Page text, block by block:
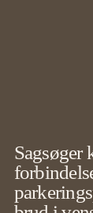
Sagsøger